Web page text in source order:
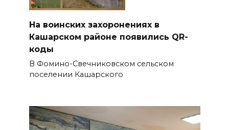
На воинских захоронениях в
Кашарском районе появились QR-
коды
В Фомино-Свечниковском сельском
поселении Кашарского